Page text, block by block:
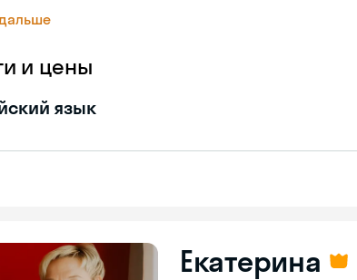
и цены
язык
Екатерина